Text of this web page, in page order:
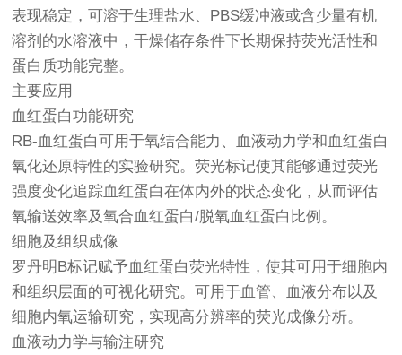
表现稳定，可溶于生理盐水、PBS缓冲液或含少量有机
溶剂的水溶液中，干燥储存条件下长期保持荧光活性和
蛋白质功能完整。
主要应用
血红蛋白功能研究
RB-血红蛋白可用于氧结合能力、血液动力学和血红蛋白
氧化还原特性的实验研究。荧光标记使其能够通过荧光
强度变化追踪血红蛋白在体内外的状态变化，从而评估
氧输送效率及氧合血红蛋白/脱氧血红蛋白比例。
细胞及组织成像
罗丹明B标记赋予血红蛋白荧光特性，使其可用于细胞内
和组织层面的可视化研究。可用于血管、血液分布以及
细胞内氧运输研究，实现高分辨率的荧光成像分析。
血液动力学与输注研究